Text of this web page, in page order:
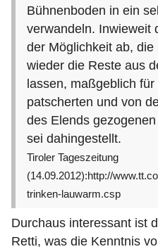
Bühnenboden in ein
verwandeln. Inwieweit
der Möglichkeit ab,
wieder die Reste aus
lassen, maßgeblich
patscherten und von
des Elends
sei dahingestellt.
Tiroler Tageszeitung
(14.09.2012):http://
trinken-lauwarm.csp
Durchaus interessant ist
Retti, was die Kenntnis